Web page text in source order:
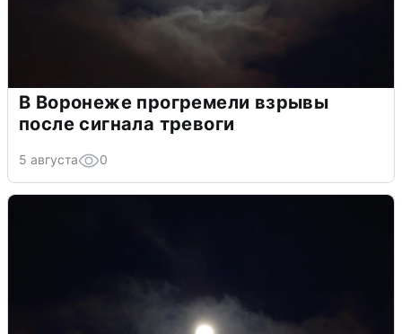
В Воронеже прогремели взрывы
после сигнала тревоги
5 августа 0